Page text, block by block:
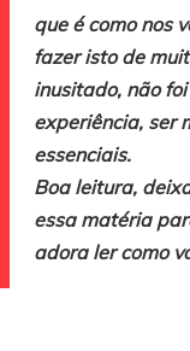
que é como nos
fazer isto de
inusitado, não
experiência, ser
essenciais.
Boa leitura,
essa matéria
adora ler como